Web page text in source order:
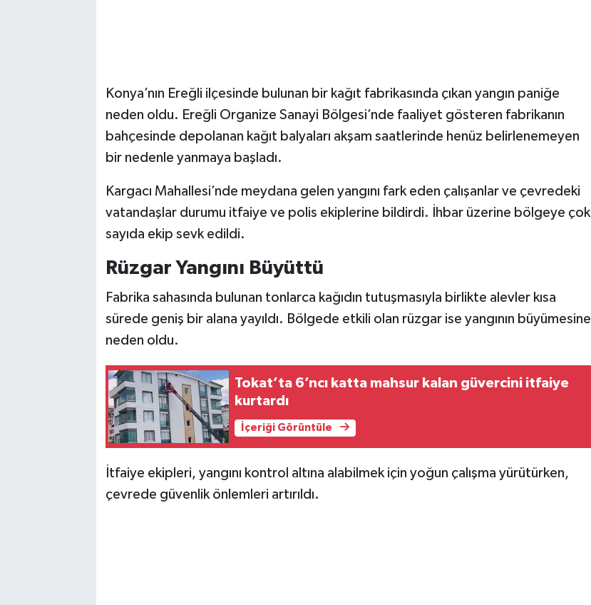
Konya’nın Ereğli ilçesinde bulunan bir kağıt fabrikasında çıkan yangın paniğe
neden oldu. Ereğli Organize Sanayi Bölgesi’nde faaliyet gösteren fabrikanın
bahçesinde depolanan kağıt balyaları akşam saatlerinde henüz belirlenemeyen
bir nedenle yanmaya başladı.
Kargacı Mahallesi’nde meydana gelen yangını fark eden çalışanlar ve çevredeki
vatandaşlar durumu itfaiye ve polis ekiplerine bildirdi. İhbar üzerine bölgeye çok
sayıda ekip sevk edildi.
Rüzgar Yangını Büyüttü
Fabrika sahasında bulunan tonlarca kağıdın tutuşmasıyla birlikte alevler kısa
sürede geniş bir alana yayıldı. Bölgede etkili olan rüzgar ise yangının büyümesine
neden oldu.
Tokat’ta 6’ncı katta mahsur kalan güvercini itfaiye
kurtardı
İçeriği Görüntüle
İtfaiye ekipleri, yangını kontrol altına alabilmek için yoğun çalışma yürütürken,
çevrede güvenlik önlemleri artırıldı.
Sonsöz Özel